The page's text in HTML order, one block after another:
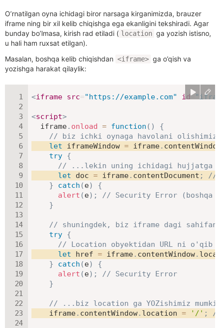
O’rnatilgan oyna ichidagi biror narsaga kirganimizda, brauzer
iframe ning bir xil kelib chiqishga ega ekanligini tekshiradi. Agar
bunday bo’lmasa, kirish rad etiladi ( location ga yozish istisno,
u hali ham ruxsat etilgan).
Masalan, boshqa kelib chiqishdan <iframe> ga o’qish va
yozishga harakat qilaylik:
<iframe src=" https://example.com" id= "
<script>
  iframe
. onload = function ( )
{
// biz ichki oynaga havolani olishimiz
let iframeWindow = iframe.
try {
// ...lekin uning ichidagi hujjatga
let doc = iframe. contentDocument ;
//
}
catch (e)
{
alert (e) ;
// Security Error (boshqa
}
// shuningdek, biz iframe dagi
try {
// Location obyektidan URL ni o'qib
let href = iframe. contentWindow.
}
catch (e)
{
alert (e) ;
// Security Error
}
// ...biz location ga YOZishimiz
    iframe
. contentWindow. location = '/' ; //